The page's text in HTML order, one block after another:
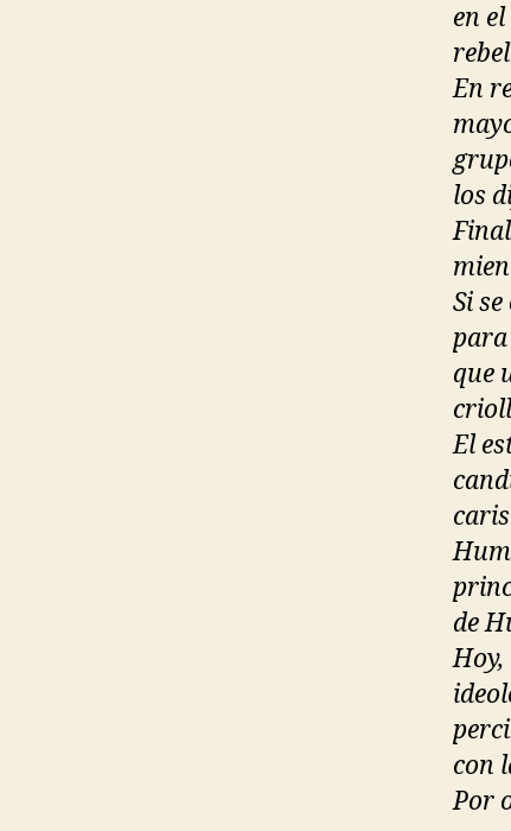
en
En
los
Si
para
que
El
de
con
Por